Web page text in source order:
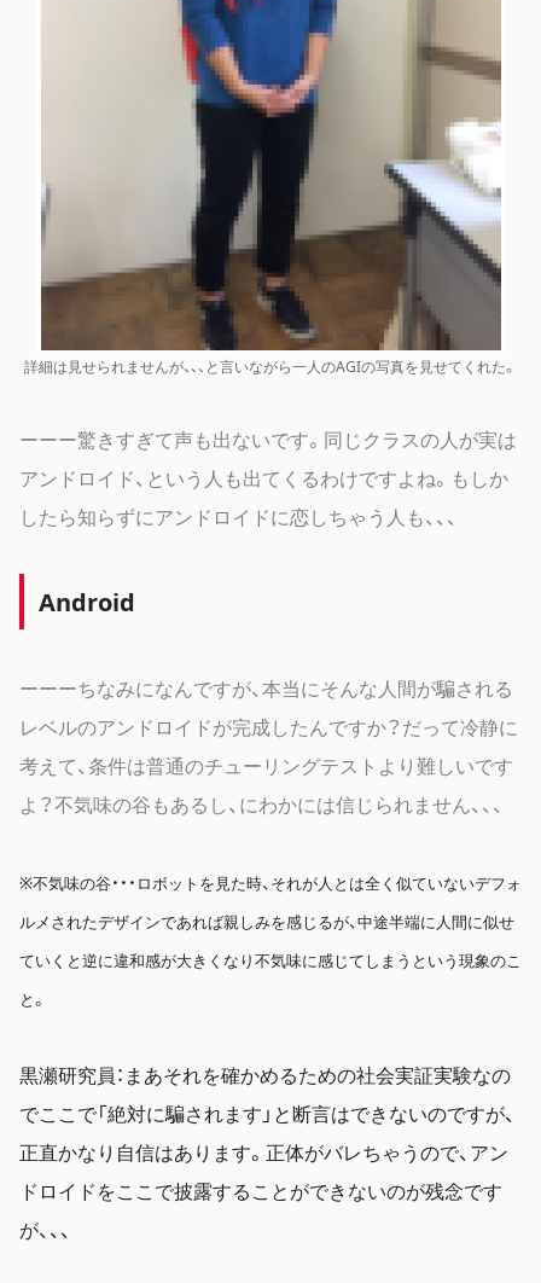
詳細は見せられませんが、、、と言いながら一人のAGIの写真を見せてくれた。
ーーー驚きすぎて声も出ないです。同じクラスの人が実は
アンドロイド、という人も出てくるわけですよね。もしか
したら知らずにアンドロイドに恋しちゃう人も、、、
Android
ーーーちなみになんですが、本当にそんな人間が騙される
レベルのアンドロイドが完成したんですか？だって冷静に
考えて、条件は普通のチューリングテストより難しいです
よ？不気味の谷もあるし、にわかには信じられません、、、
※不気味の谷・・・ロボットを見た時、それが人とは全く似ていないデフォ
ルメされたデザインであれば親しみを感じるが、中途半端に人間に似せ
ていくと逆に違和感が大きくなり不気味に感じてしまうという現象のこ
と。
黒瀬研究員：まあそれを確かめるための社会実証実験なの
でここで「絶対に騙されます」と断言はできないのですが、
正直かなり自信はあります。正体がバレちゃうので、アン
ドロイドをここで披露することができないのが残念です
が、、、